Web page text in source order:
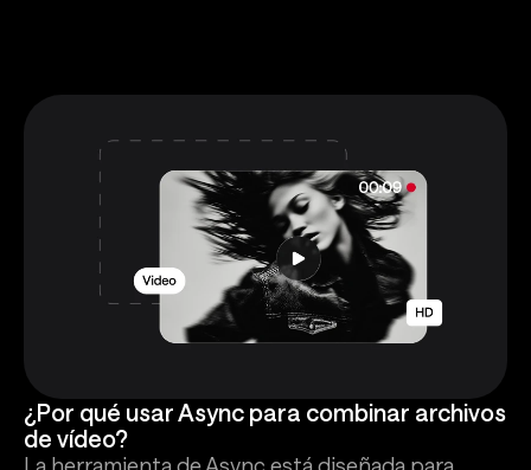
¿Por qué usar Async para combinar archivos
de vídeo?